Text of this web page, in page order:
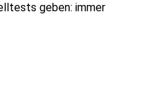
geben: immer